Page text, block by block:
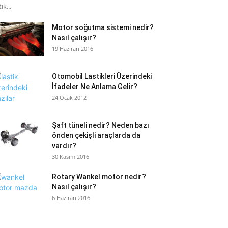
Motor soğutma sistemi nedir?
Nasıl çalışır?
19 Haziran 2016
Otomobil Lastikleri Üzerindeki
İfadeler Ne Anlama Gelir?
24 Ocak 2012
Şaft tüneli nedir? Neden bazı
önden çekişli araçlarda da
vardır?
30 Kasım 2016
Rotary Wankel motor nedir?
Nasıl çalışır?
6 Haziran 2016